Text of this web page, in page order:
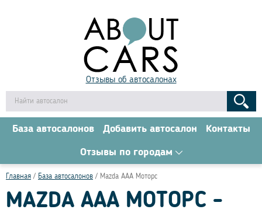
Отзывы об автосалонах
База автосалонов Добавить автосалон Контакты
Отзывы по городам
Главная База автосалонов Mazda ААА Моторс
MAZDA ААА МОТОРС -